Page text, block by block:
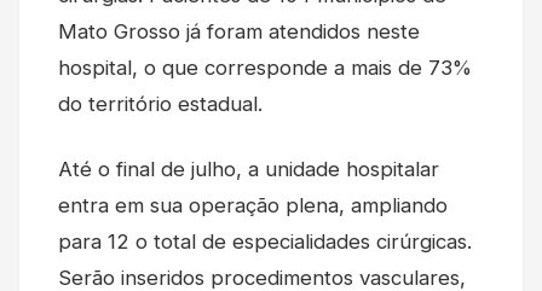
Mato Grosso já foram atendidos neste
hospital, o que corresponde a mais de 73%
do território estadual.
Até o final de julho, a unidade hospitalar
entra em sua operação plena, ampliando
para 12 o total de especialidades cirúrgicas.
Serão inseridos procedimentos vasculares,